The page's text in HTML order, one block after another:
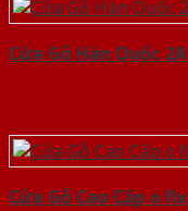
Cửa Gỗ Hàn Quốc 2A
Cửa Gỗ Cao Cấp o fix